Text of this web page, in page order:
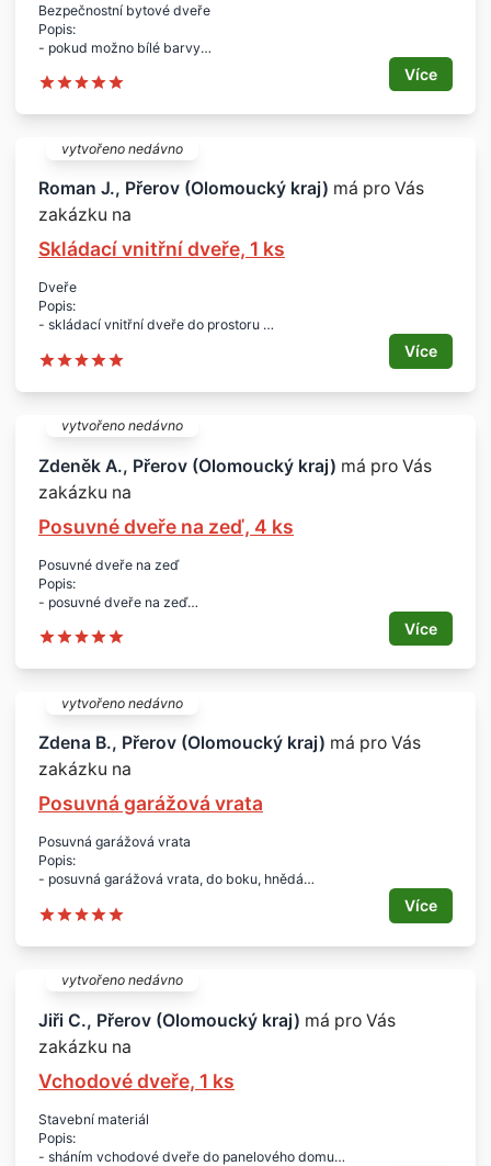
Bezpečnostní bytové dveře
Popis:
- pokud možno bílé barvy
- 190 x 80 cm
Lokalita:
- Přerov
Více
vytvořeno nedávno
Roman J., Přerov (Olomoucký kraj) má pro Vás
zakázku na
Skládací vnitřní dveře, 1 ks
Dveře
Popis:
- skládací vnitřní dveře do prostoru
Rozměry:
Lokalita:
- Přerov
Termín:
- červenec 2015
Více
vytvořeno nedávno
Zdeněk A., Přerov (Olomoucký kraj) má pro Vás
zakázku na
Posuvné dveře na zeď, 4 ks
Posuvné dveře na zeď
Popis:
- posuvné dveře na zeď
- na míru
Lokalita:
- Přerov
Více
vytvořeno nedávno
Zdena B., Přerov (Olomoucký kraj) má pro Vás
zakázku na
Posuvná garážová vrata
Posuvná garážová vrata
Popis:
- posuvná garážová vrata, do boku, hnědá
- Přerov
Více
vytvořeno nedávno
Jiři C., Přerov (Olomoucký kraj) má pro Vás
zakázku na
Vchodové dveře, 1 ks
Stavební materiál
Popis:
- sháním vchodové dveře do panelového domu